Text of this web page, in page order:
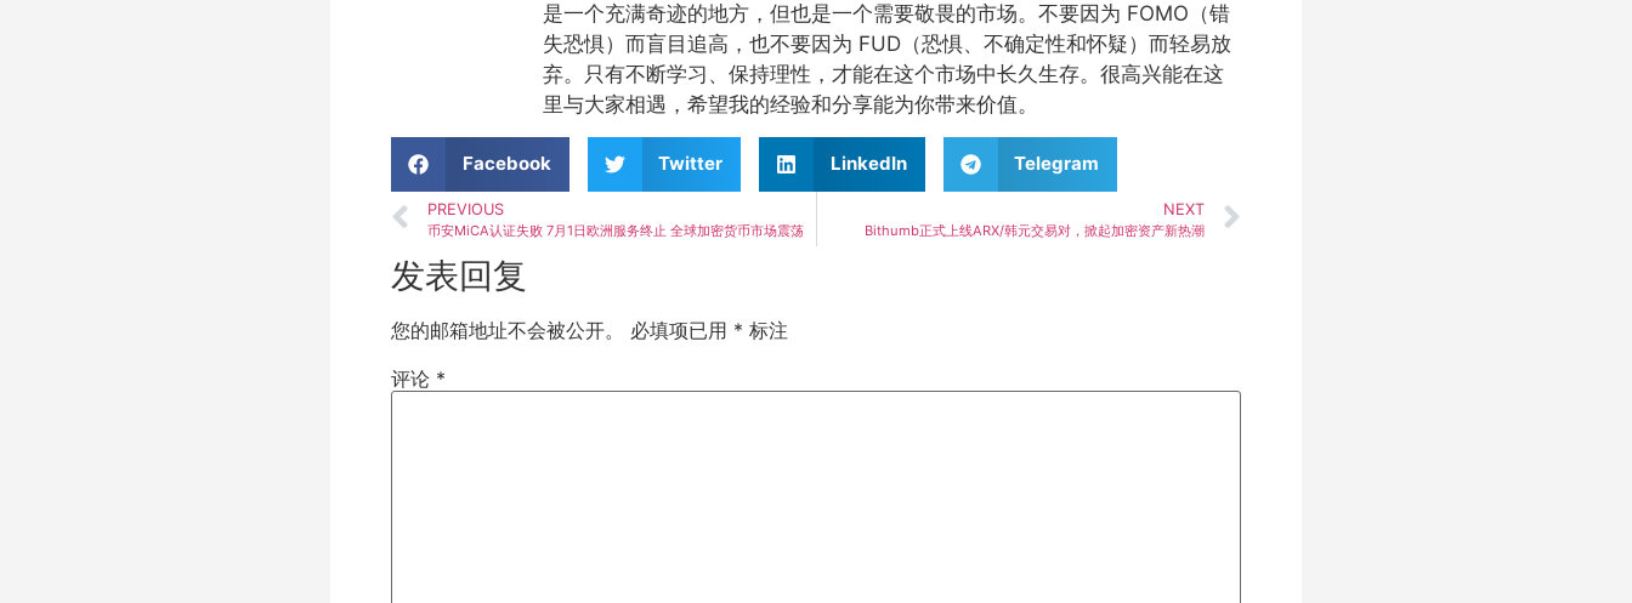
是一个充满奇迹的地方，但也是一个需要敬畏的市场。不要因为 FOMO（错
失恐惧）而盲目追高，也不要因为 FUD（恐惧、不确定性和怀疑）而轻易放
弃。只有不断学习、保持理性，才能在这个市场中长久生存。很高兴能在这
里与大家相遇，希望我的经验和分享能为你带来价值。
Facebook Twitter LinkedIn Telegram
PREVIOUS
币安MiCA认证失败 7月1日欧洲服务终止 全球加密货币市场震荡
NEXT
Bithumb正式上线ARX/韩元交易对，掀起加密资产新热潮
发表回复
您的邮箱地址不会被公开。 必填项已用 * 标注
评论 *